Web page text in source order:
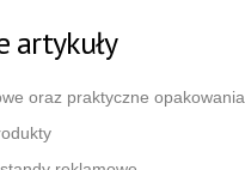
artykuły
oraz praktyczne opakowania